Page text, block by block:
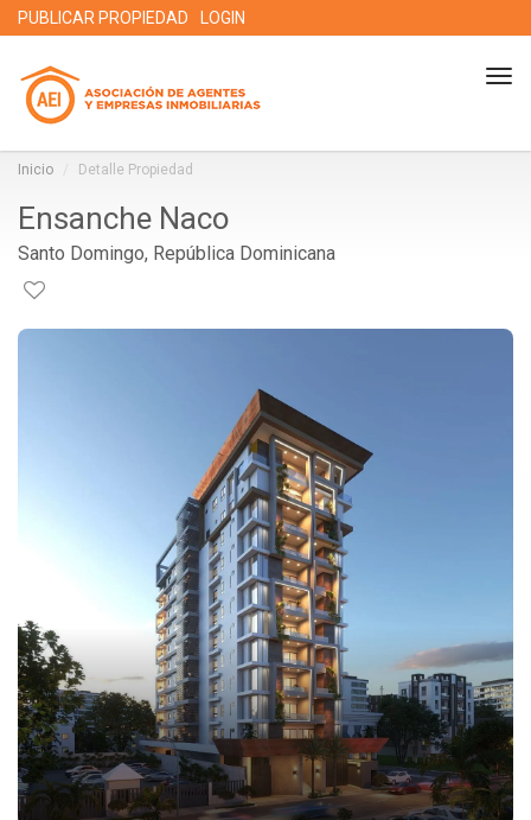
PUBLICAR PROPIEDAD LOGIN
Inicio Detalle Propiedad
Ensanche Naco
Santo Domingo, República Dominicana